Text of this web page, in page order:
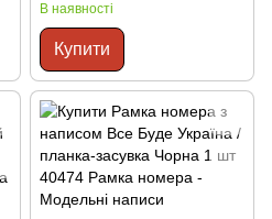
В наявності
Купити